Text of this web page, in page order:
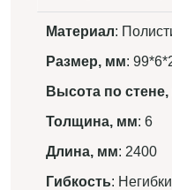
Материал:
Размер, мм:
Высота по
Толщина, мм: 6
Длина, мм: 2400
Гибкость: